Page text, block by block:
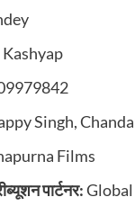
Singh,
Films
पार्टनर: